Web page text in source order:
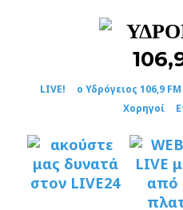
LIVE! ο Υδρόγειος 106,9 FM
Χορηγοί